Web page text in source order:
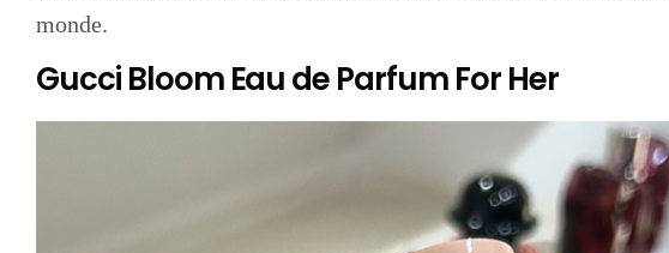
monde.
Gucci Bloom Eau de Parfum For Her